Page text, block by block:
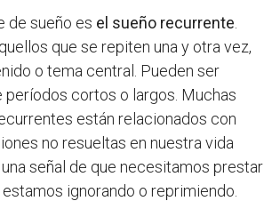
de sueño es el sueño recurrente
que se repiten una y otra vez,
o tema central. Pueden ser
cortos o largos. Muchas
están relacionados con
no resueltas en nuestra vida
señal de que necesitamos prestar
ignorando o reprimiendo.